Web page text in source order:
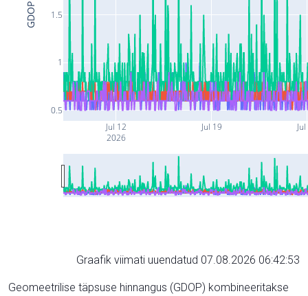
Jul 12
2026
Jul 19
0.5
1
1.5
GDOP
Graafik viimati uuendatud 07.08.2026 06:42:53
Geomeetrilise täpsuse hinnangus (GDOP) kombineeritakse